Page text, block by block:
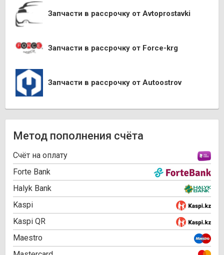
Запчасти в рассрочку от Avtoprostavki
Запчасти в рассрочку от Force-krg
Запчасти в рассрочку от Autoostrov
Метод пополнения счёта
Cчёт на оплату
Forte Bank
Halyk Bank
Kaspi
Kaspi QR
Maestro